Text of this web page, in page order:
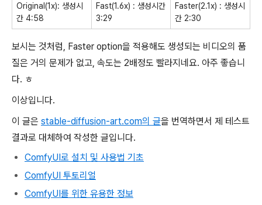
Original(1x): 생성시
간 4:58
Fast(1.6x) : 생성시간
3:29
Faster(2.1x) : 생성시
간 2:30
보시는 것처럼, Faster option을 적용해도 생성되는 비디오의 품
질은 거의 문제가 없고, 속도는 2배정도 빨라지네요. 아주 좋습니
다. ㅎ
이상입니다.
이 글은 stable-diffusion-art.com의 글을 번역하면서 제 테스트
결과로 대체하여 작성한 글입니다.
ComfyUI로 설치 및 사용법 기초
ComfyUI 투토리얼
ComfyUI를 위한 유용한 정보